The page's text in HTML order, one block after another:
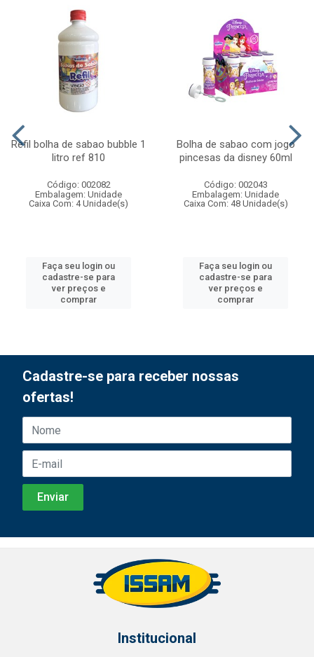
Refil bolha de sabao bubble 1
litro ref 810
Código: 002082
Embalagem: Unidade
Caixa Com: 4 Unidade(s)
Faça seu login ou
cadastre-se para
ver preços e
comprar
Bolha de sabao com jogo
pincesas da disney 60ml
Código: 002043
Embalagem: Unidade
Caixa Com: 48 Unidade(s)
Faça seu login ou
cadastre-se para
ver preços e
comprar
Cadastre-se para receber nossas
ofertas!
Institucional